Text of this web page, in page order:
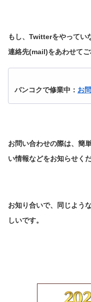
もし、Twitterをやってい
連絡先(mail)をあわせてご
バンコクで修業中： お
お問い合わせの際は、簡
い情報などをお知らせくだ
お知り合いで、同じよう
しいです。